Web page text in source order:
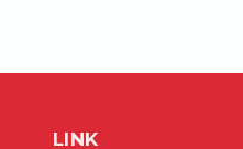
LINK